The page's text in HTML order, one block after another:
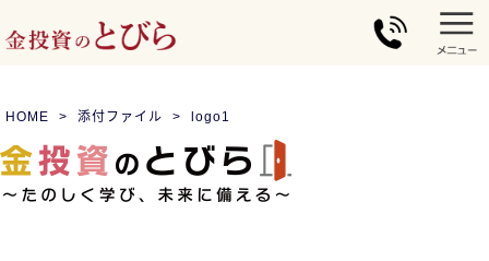
HOME 添付ファイル logo1